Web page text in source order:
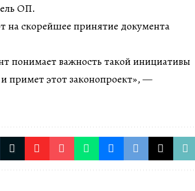
ОП.
на скорейшее принятие документа
понимает важность такой инициативы
примет этот законопроект», —